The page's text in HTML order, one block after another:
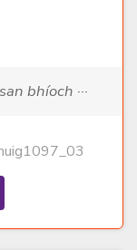
bhíoch ···